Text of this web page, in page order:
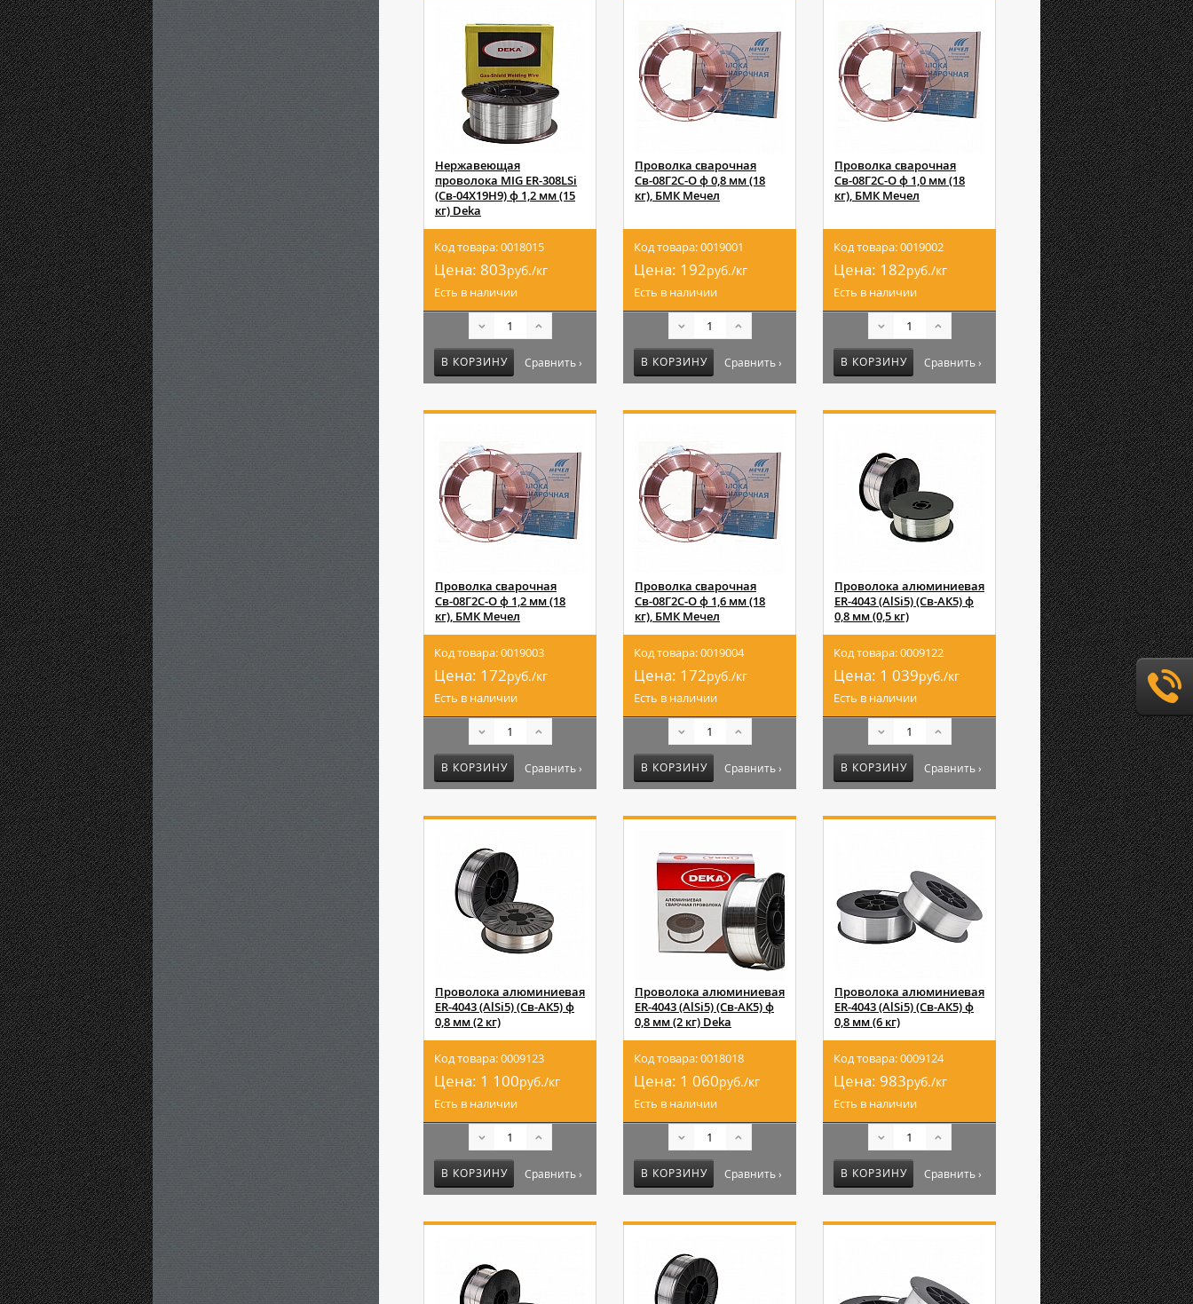
Нержавеющая
проволока MIG ER-308LSi
(Св-04Х19Н9) ф 1,2 мм (15
кг) Deka
Код товара: 0018015
Цена: 803руб./кг
Есть в наличии
В КОРЗИНУ Сравнить ›
Проволка сварочная
Св-08Г2С-О ф 0,8 мм (18
кг), БМК Мечел
Код товара: 0019001
Цена: 192руб./кг
Есть в наличии
В КОРЗИНУ Сравнить ›
Проволка сварочная
Св-08Г2С-О ф 1,0 мм (18
кг), БМК Мечел
Код товара: 0019002
Цена: 182руб./кг
Есть в наличии
В КОРЗИНУ Сравнить ›
Проволка сварочная
Св-08Г2С-О ф 1,2 мм (18
кг), БМК Мечел
Код товара: 0019003
Цена: 172руб./кг
Есть в наличии
В КОРЗИНУ Сравнить ›
Проволка сварочная
Св-08Г2С-О ф 1,6 мм (18
кг), БМК Мечел
Код товара: 0019004
Цена: 172руб./кг
Есть в наличии
В КОРЗИНУ Сравнить ›
Проволока алюминиевая
ER-4043 (AlSi5) (Св-АК5) ф
0,8 мм (0,5 кг)
Код товара: 0009122
Цена: 1 039руб./кг
Есть в наличии
В КОРЗИНУ Сравнить ›
Проволока алюминиевая
ER-4043 (AlSi5) (Св-АК5) ф
0,8 мм (2 кг)
Код товара: 0009123
Цена: 1 100руб./кг
Есть в наличии
В КОРЗИНУ Сравнить ›
Проволока алюминиевая
ER-4043 (AlSi5) (Св-АК5) ф
0,8 мм (2 кг) Deka
Код товара: 0018018
Цена: 1 060руб./кг
Есть в наличии
В КОРЗИНУ Сравнить ›
Проволока алюминиевая
ER-4043 (AlSi5) (Св-АК5) ф
0,8 мм (6 кг)
Код товара: 0009124
Цена: 983руб./кг
Есть в наличии
В КОРЗИНУ Сравнить ›